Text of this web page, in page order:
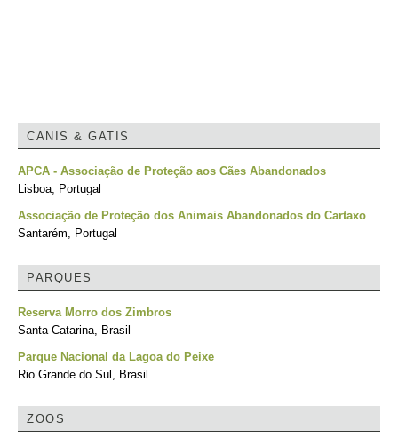
CANIS & GATIS
APCA - Associação de Proteção aos Cães Abandonados
Lisboa, Portugal
Associação de Proteção dos Animais Abandonados do Cartaxo
Santarém, Portugal
PARQUES
Reserva Morro dos Zimbros
Santa Catarina, Brasil
Parque Nacional da Lagoa do Peixe
Rio Grande do Sul, Brasil
ZOOS